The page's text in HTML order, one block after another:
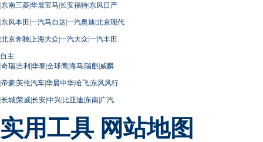
|东南三菱|华晨宝马|长安福特|东风日产
|东风本田 |一汽马自达|一汽奥迪|北京现代
|北京奔驰| 上海大众|一汽大众|一汽丰田
自主
|奇瑞|吉利|华泰|全球鹰|海马|瑞麒|威麟
|帝豪|英伦汽车|华晨中华|哈飞|东风风行
|长城|荣威|长安|中兴|比亚迪|东南|广汽
实用工具 网站地图